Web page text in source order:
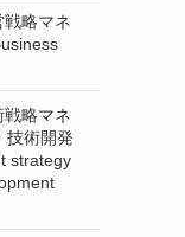
略マネ
略マネ
技術開発
strategy